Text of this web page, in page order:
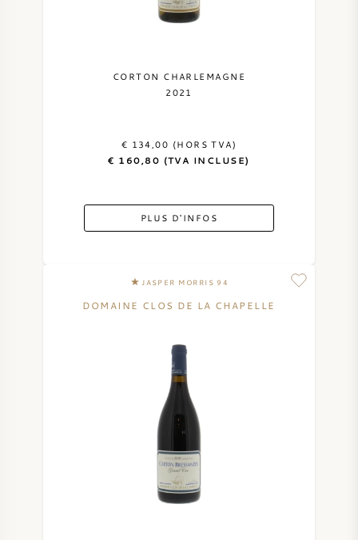
CORTON CHARLEMAGNE
2021
€ 134,00 (HORS TVA)
€ 160,80 (TVA INCLUSE)
PLUS D'INFOS
JASPER MORRIS 94
DOMAINE CLOS DE LA CHAPELLE